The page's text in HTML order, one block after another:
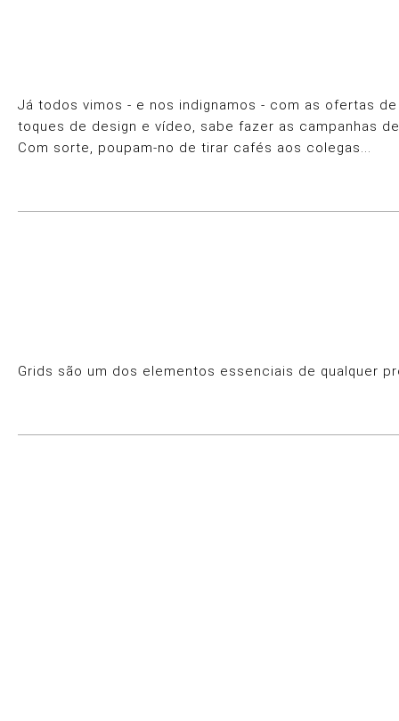
Já todos vimos - e nos indignamos - com as ofertas
toques de design e vídeo, sabe fazer as campanhas
Com sorte, poupam-no de tirar cafés aos colegas...
Grids são um dos elementos essenciais de qualquer